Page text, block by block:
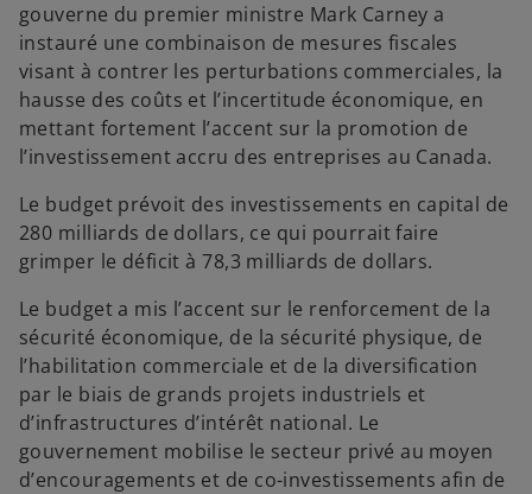
gouverne du premier ministre Mark Carney a
instauré une combinaison de mesures fiscales
visant à contrer les perturbations commerciales, la
hausse des coûts et l’incertitude économique, en
mettant fortement l’accent sur la promotion de
l’investissement accru des entreprises au Canada.
Le budget prévoit des investissements en capital de
280 milliards de dollars, ce qui pourrait faire
grimper le déficit à 78,3 milliards de dollars.
Le budget a mis l’accent sur le renforcement de la
sécurité économique, de la sécurité physique, de
l’habilitation commerciale et de la diversification
par le biais de grands projets industriels et
d’infrastructures d’intérêt national. Le
gouvernement mobilise le secteur privé au moyen
d’encouragements et de co-investissements afin de